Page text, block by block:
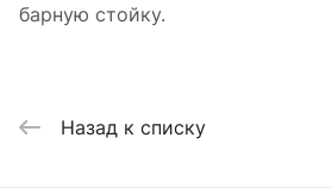
барную стойку.
Назад к списку